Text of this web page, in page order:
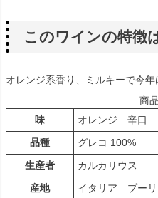
このワインの特徴
オレンジ系香り、ミルキーで今年
商
味
オレンジ 辛口
品種
グレコ 100%
生産者
カルカリウス
産地
イタリア プーリ